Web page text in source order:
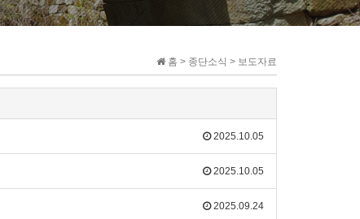
홈 > 종단소식 > 보도자료
2025.10.05
2025.10.05
2025.09.24